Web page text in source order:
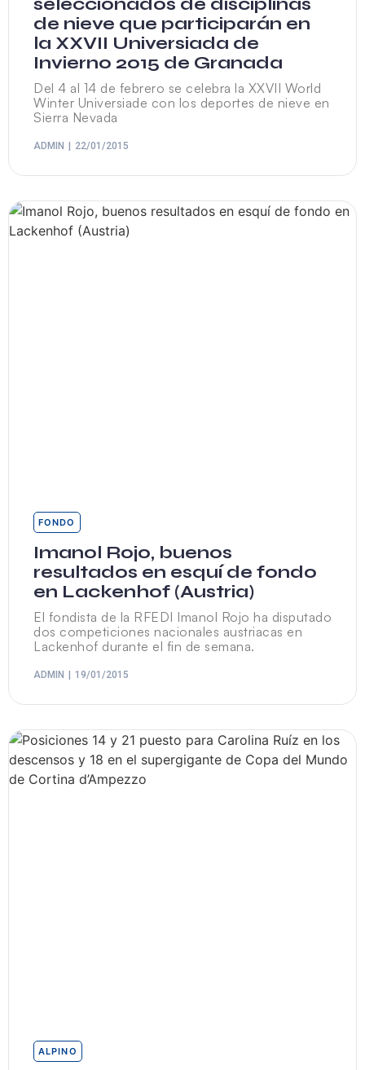
seleccionados de disciplinas
de nieve que participarán en
la XXVII Universiada de
Invierno 2015 de Granada
Del 4 al 14 de febrero se celebra la XXVII World
Winter Universiade con los deportes de nieve en
Sierra Nevada
ADMIN 22/01/2015
FONDO
Imanol Rojo, buenos
resultados en esquí de fondo
en Lackenhof (Austria)
El fondista de la RFEDI Imanol Rojo ha disputado
dos competiciones nacionales austriacas en
Lackenhof durante el fin de semana.
ADMIN 19/01/2015
ALPINO